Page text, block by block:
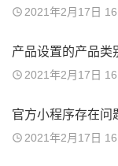
2021年2月17日
产品设置的产品类
2021年2月17日
官方小程序存在问
2021年2月17日